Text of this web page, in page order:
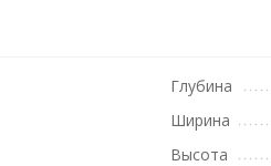
Глубина
Ширина
Высота